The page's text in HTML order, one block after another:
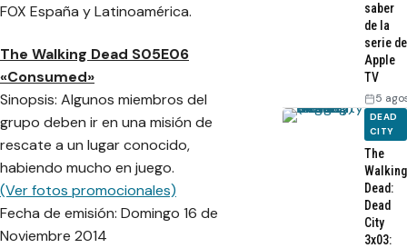
FOX España y Latinoamérica.
The Walking Dead S05E06
«Consumed»
Sinopsis: Algunos miembros del
grupo deben ir en una misión de
rescate a un lugar conocido,
habiendo mucho en juego.
(Ver fotos promocionales)
Fecha de emisión: Domingo 16 de
Noviembre 2014
saber
de la
serie de
Apple
TV
5
DEAD
CITY
The
Walking
Dead:
Dead
City
3x03: